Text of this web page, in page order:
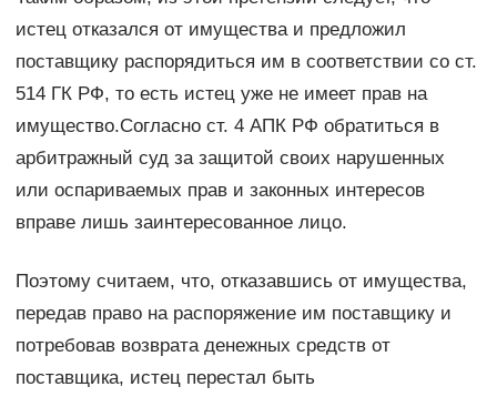
истец отказался от имущества и предложил
поставщику распорядиться им в соответствии со ст.
514 ГК РФ, то есть истец уже не имеет прав на
имущество.Согласно ст. 4 АПК РФ обратиться в
арбитражный суд за защитой своих нарушенных
или оспариваемых прав и законных интересов
вправе лишь заинтересованное лицо.
Поэтому считаем, что, отказавшись от имущества,
передав право на распоряжение им поставщику и
потребовав возврата денежных средств от
поставщика, истец перестал быть